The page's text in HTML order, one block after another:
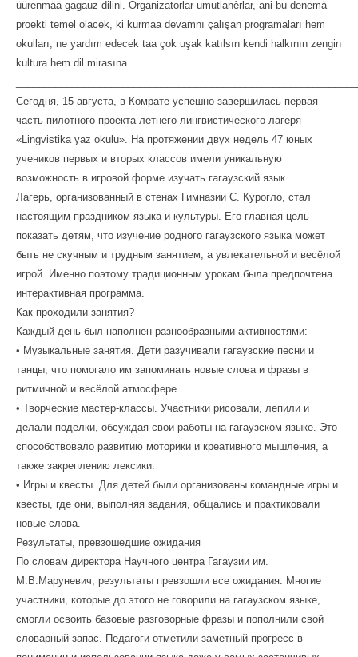
üürenmää gagauz dilini. Organizatorlar umutlanȇrlar, ani bu denemä
proekti temel olacek, ki kurmaa devamnı çalışan programaları hem
okulları, ne yardım edecek taa çok uşak katılsın kendi halkının zengin
kultura hem dil mirasına.
Сегодня, 15 августа, в Комрате успешно завершилась первая
часть пилотного проекта летнего лингвистического лагеря
«Lingvistika yaz okulu». На протяжении двух недель 47 юных
учеников первых и вторых классов имели уникальную
возможность в игровой форме изучать гагаузский язык.
Лагерь, организованный в стенах Гимназии С. Курогло, стал
настоящим праздником языка и культуры. Его главная цель —
показать детям, что изучение родного гагаузского языка может
быть не скучным и трудным занятием, а увлекательной и весёлой
игрой. Именно поэтому традиционным урокам была предпочтена
интерактивная программа.
Как проходили занятия?
Каждый день был наполнен разнообразными активностями:
• Музыкальные занятия. Дети разучивали гагаузские песни и
танцы, что помогало им запоминать новые слова и фразы в
ритмичной и весёлой атмосфере.
• Творческие мастер-классы. Участники рисовали, лепили и
делали поделки, обсуждая свои работы на гагаузском языке. Это
способствовало развитию моторики и креативного мышления, а
также закреплению лексики.
• Игры и квесты. Для детей были организованы командные игры и
квесты, где они, выполняя задания, общались и практиковали
новые слова.
Результаты, превзошедшие ожидания
По словам директора Научного центра Гагаузии им.
М.В.Маруневич, результаты превзошли все ожидания. Многие
участники, которые до этого не говорили на гагаузском языке,
смогли освоить базовые разговорные фразы и пополнили свой
словарный запас. Педагоги отметили заметный прогресс в